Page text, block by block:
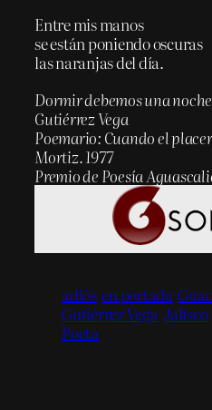
Entre mis manos
se están poniendo oscuras
las naranjas del día.
Dormir debemos una
Gutiérrez Vega
Poemario: Cuando el
Mortiz. 1977
Premio de Poesía
adiós en portada
Gutiérrez Vega Jalisco
Poeta